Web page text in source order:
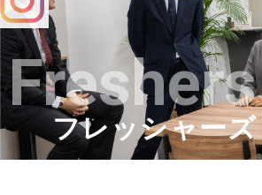
フレッシャー